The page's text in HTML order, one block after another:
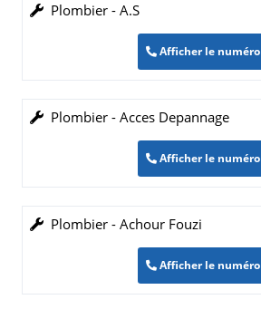
Plombier - A.S
Afficher le numéro
Plombier - Acces Depannage
Afficher le numéro
Plombier - Achour Fouzi
Afficher le numéro